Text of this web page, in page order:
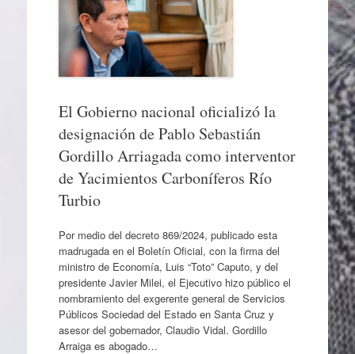
El Gobierno nacional oficializó la
designación de Pablo Sebastián
Gordillo Arriagada como interventor
de Yacimientos Carboníferos Río
Turbio
Por medio del decreto 869/2024, publicado esta
madrugada en el Boletín Oficial, con la firma del
ministro de Economía, Luis “Toto” Caputo, y del
presidente Javier Milei, el Ejecutivo hizo público el
nombramiento del exgerente general de Servicios
Públicos Sociedad del Estado en Santa Cruz y
asesor del gobernador, Claudio Vidal. Gordillo
Arraiga es abogado…